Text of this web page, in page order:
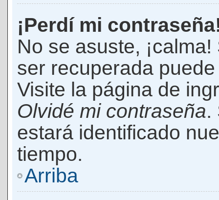
¡Perdí mi
No se asuste,
ser recuperada
Visite la página de
Olvidé mi contraseña.
estará identificado
tiempo.
Arriba